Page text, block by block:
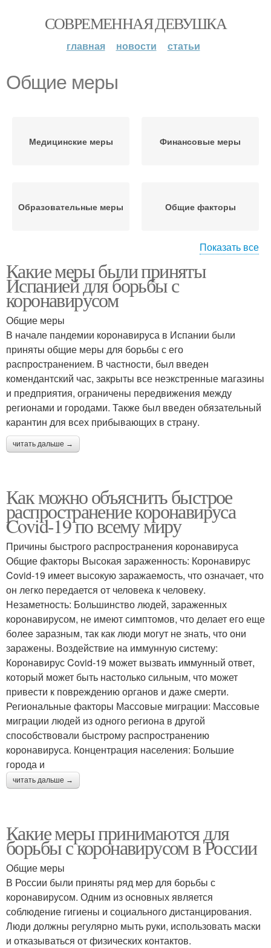
СОВРЕМЕННАЯ ДЕВУШКА
главная новости статьи
Общие меры
Медицинские меры Финансовые меры
Образовательные меры Общие факторы
Региональные меры
Показать все
Какие меры были приняты
Испанией для борьбы с
коронавирусом
Общие меры
В начале пандемии коронавируса в Испании были
приняты общие меры для борьбы с его
распространением. В частности, был введен
комендантский час, закрыты все неэкстренные магазины
и предприятия, ограничены передвижения между
регионами и городами. Также был введен обязательный
карантин для всех прибывающих в страну.
читать дальше →
Как можно объяснить быстрое
распространение коронавируса
Covid-19 по всему миру
Причины быстрого распространения коронавируса
Общие факторы Высокая зараженность: Коронавирус
Covid-19 имеет высокую заражаемость, что означает, что
он легко передается от человека к человеку.
Незаметность: Большинство людей, зараженных
коронавирусом, не имеют симптомов, что делает его еще
более заразным, так как люди могут не знать, что они
заражены. Воздействие на иммунную систему:
Коронавирус Covid-19 может вызвать иммунный ответ,
который может быть настолько сильным, что может
привести к повреждению органов и даже смерти.
Региональные факторы Массовые миграции: Массовые
миграции людей из одного региона в другой
способствовали быстрому распространению
коронавируса. Концентрация населения: Большие
города и
читать дальше →
Какие меры принимаются для
борьбы с коронавирусом в России
Общие меры
В России были приняты ряд мер для борьбы с
коронавирусом. Одним из основных является
соблюдение гигиены и социального дистанцирования.
Люди должны регулярно мыть руки, использовать маски
и отказываться от физических контактов.